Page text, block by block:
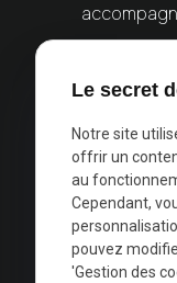
Bruxelles,
supercar.
Bon à
croissance
X (formerly
Le secret
Notre site
offrir un
au
Cependant,
pouvez
'Gestion des